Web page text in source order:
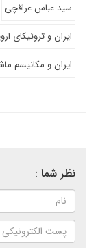
سید عباس عراقچی
ایران و تروئیکای
ایران و مکانیسم
نظر شما :